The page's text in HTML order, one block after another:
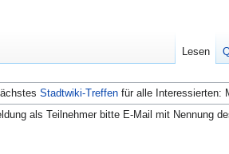
Stadtwiki-Treffen für alle Interessierten:
als Teilnehmer bitte E-Mail mit Nennung
Lesen